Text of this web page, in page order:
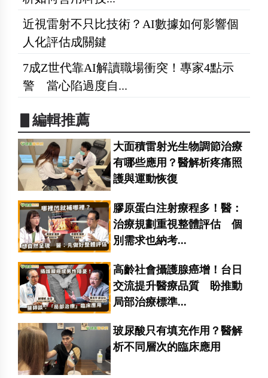
近視雷射不只比技術？AI數據如何影響個
人化評估成關鍵
7成Z世代靠AI解讀職場衝突！專家4點示
警 當心陷過度自...
▋編輯推薦
大面積雷射光生物調節治療
有哪些應用？醫解析疼痛照
護與運動恢復
膠原蛋白注射療程多！醫：
治療規劃重視整體評估 個
別需求也納考...
高齡社會攝護腺癌增！台日
交流提升醫療品質 盼推動
局部治療標準...
玻尿酸只有填充作用？醫解
析不同層次的臨床應用